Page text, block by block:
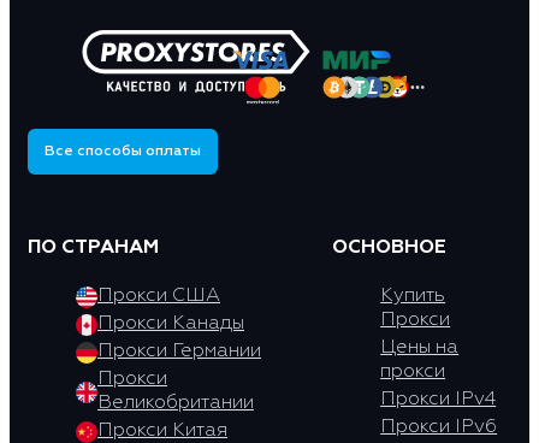
Все способы оплаты
ПО СТРАНАМ
Прокси США
Прокси Канады
Прокси Германии
Прокси
Великобритании
Прокси Китая
ОСНОВНОЕ
Купить
Прокси
Цены на
прокси
Прокси IPv4
Прокси IPv6